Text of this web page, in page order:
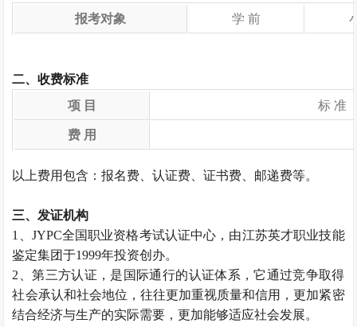
报考对象
学 前
二、收费标准
项 目
标 准
费 用
以上费用包含：报名费、认证费、证书费、邮递费等。
三、发证机构
1、JYPC全国职业资格考试认证中心，由江苏英才职业技能
鉴定集团于1999年投资创办。
2、第三方认证，是国际通行的认证体系，它通过竞争取得
社会承认和社会地位，往往更加重视质量和信用，更加紧密
结合经济与生产的实际需要，更加能够适应社会发展。